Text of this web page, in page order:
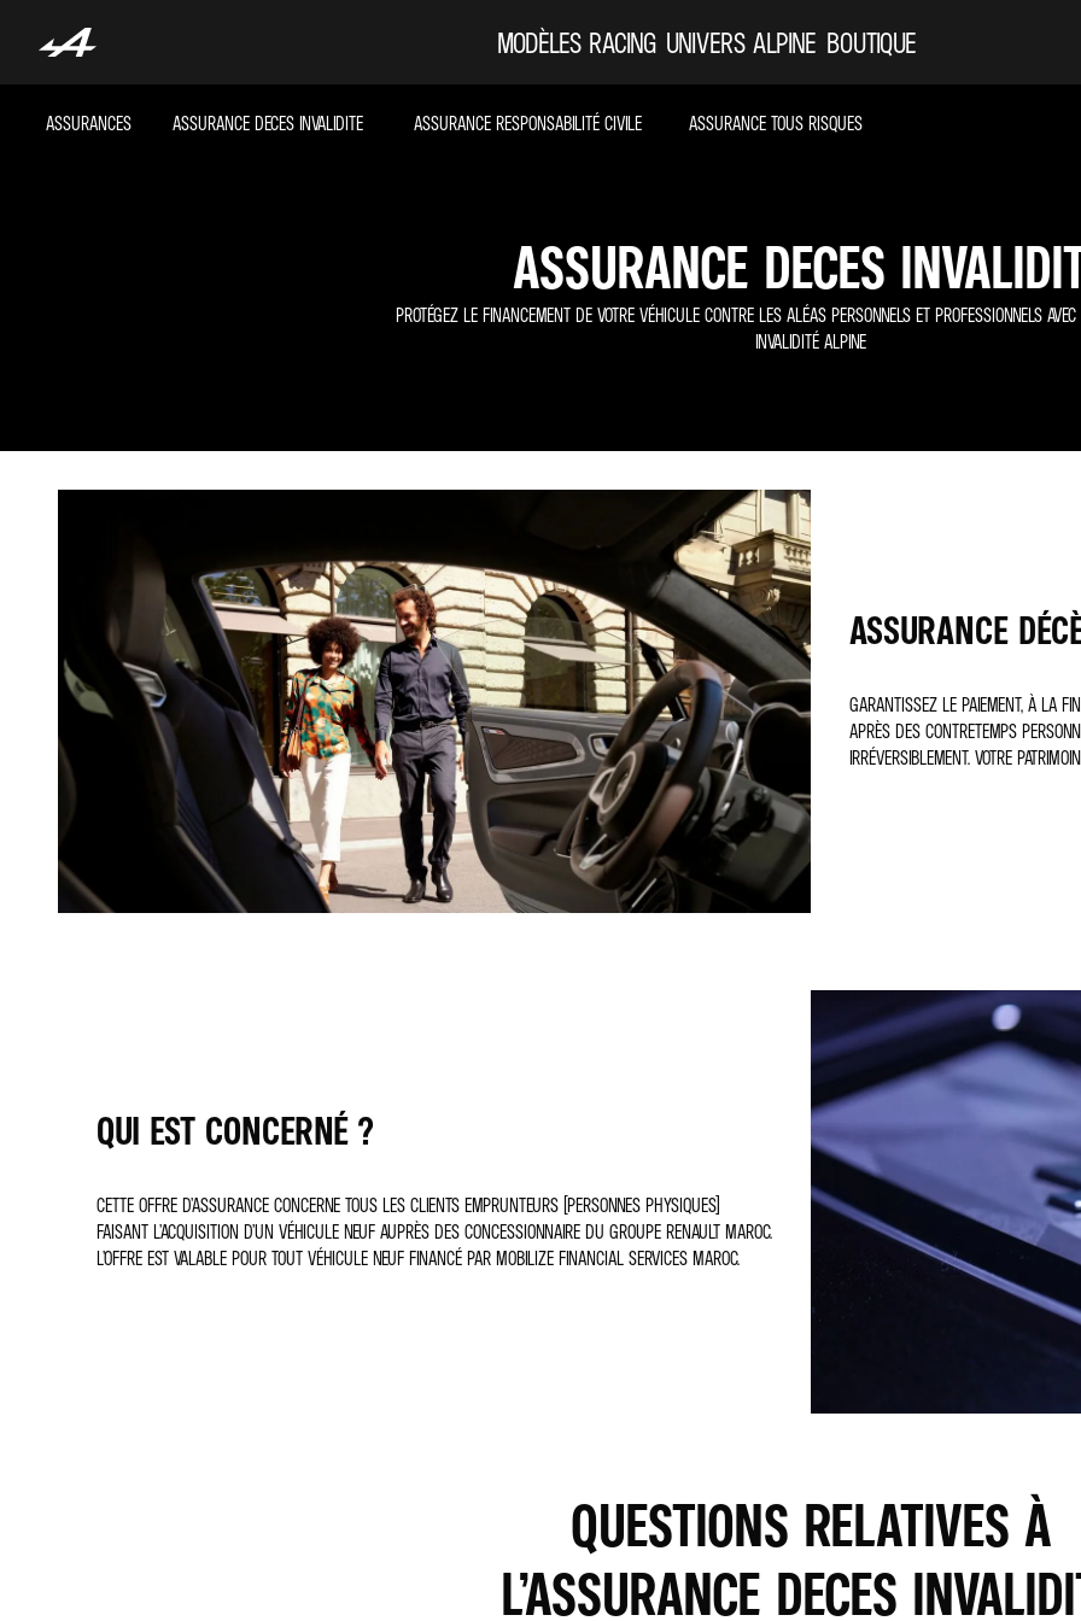
MODÈLES RACING UNIVERS ALPINE BOUTIQUE
ASSURANCES ASSURANCE DECES INVALIDITE ASSURANCE RESPONSABILITÉ CIVILE ASSURANCE TOUS RISQUES
ASSURANCE DECES
PROTÉGEZ LE FINANCEMENT DE VOTRE VÉHICULE CONTRE LES ALÉAS PERSONNELS ET PROFESSIONNELS
INVALIDITÉ ALPINE
ASSURANCE
GARANTISSEZ LE PAIEMENT, À LA
APRÈS DES CONTRETEMPS
IRRÉVERSIBLEMENT. VOTRE
QUI EST CONCERNÉ ?
CETTE OFFRE D’ASSURANCE CONCERNE TOUS LES CLIENTS EMPRUNTEURS (PERSONNES PHYSIQUES)
FAISANT L’ACQUISITION D’UN VÉHICULE NEUF AUPRÈS DES CONCESSIONNAIRE DU GROUPE RENAULT MAROC.
L’OFFRE EST VALABLE POUR TOUT VÉHICULE NEUF FINANCÉ PAR MOBILIZE FINANCIAL SERVICES MAROC.
QUESTIONS RELATIVES À
L’ASSURANCE DECES